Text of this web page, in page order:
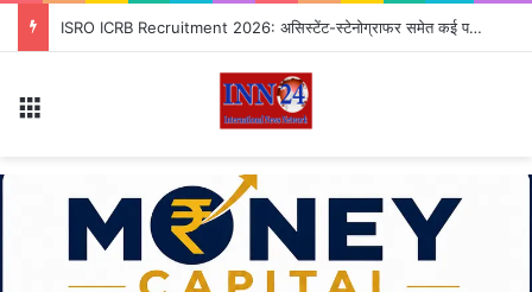
भूपेश बघेल को सुप्रीम कोर्ट से झटका! चुनाव याचिका पर होगी सुनवाई, जानें पूरा मामला